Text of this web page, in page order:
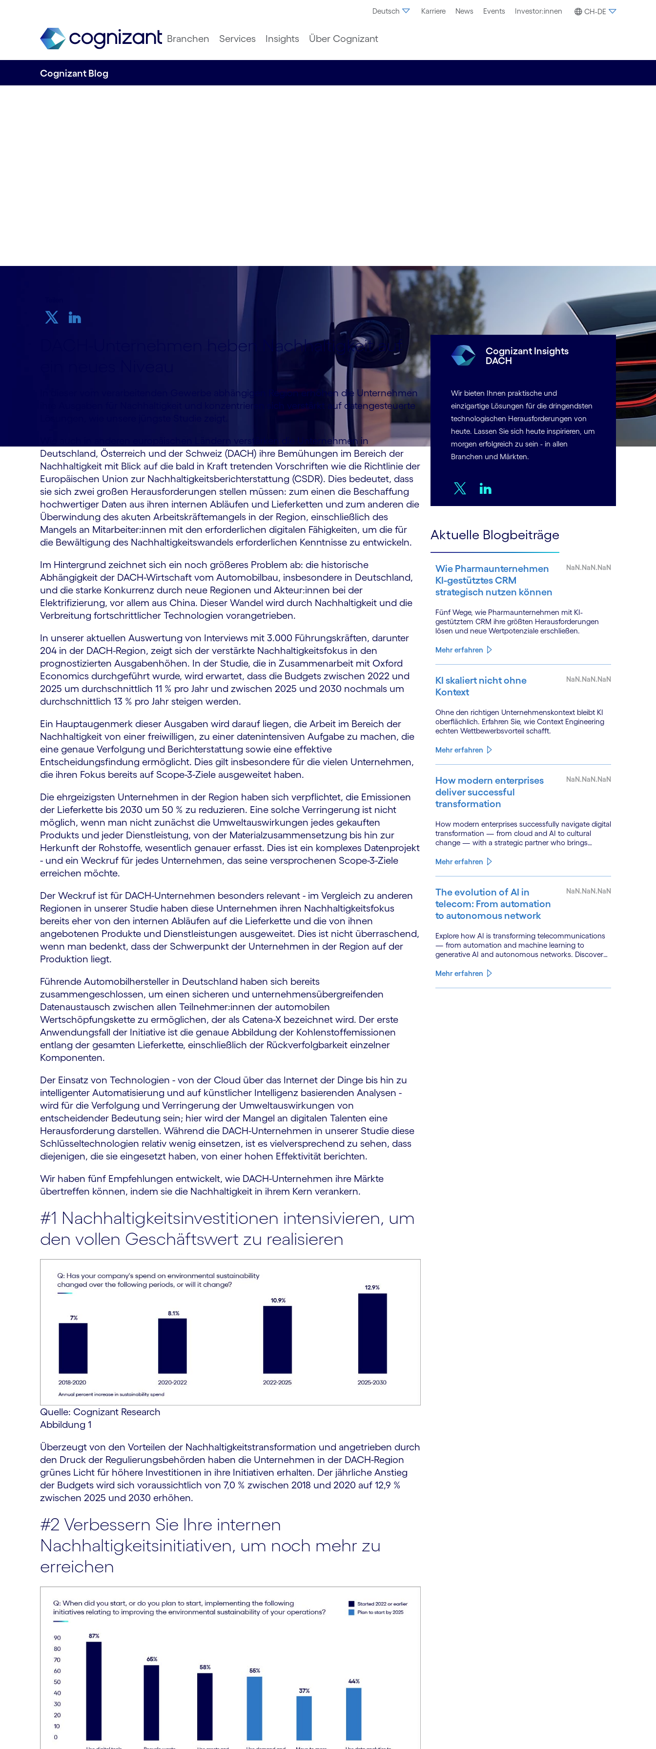
Deutsch Karriere News Events Investor:innen CH-DE
Branchen Services Insights Über Cognizant
Cognizant Blog
DACH-Unternehmen heben Nachhaltigkeit auf
In dieser vom verarbeitenden Gewerbe abhängigen Region erhöhen die Unternehmen
ihre Ausgaben für Nachhaltigkeit und konzentrieren sich verstärkt auf datengesteuerte
Wie auch in anderen europäischen Ländern verstärken die Unternehmen in
Deutschland, Österreich und der Schweiz (DACH) ihre Bemühungen im Bereich der
Nachhaltigkeit mit Blick auf die bald in Kraft tretenden Vorschriften wie die Richtlinie der
Europäischen Union zur Nachhaltigkeitsberichterstattung (CSDR). Dies bedeutet, dass
sie sich zwei großen Herausforderungen stellen müssen: zum einen die Beschaffung
hochwertiger Daten aus ihren internen Abläufen und Lieferketten und zum anderen die
Überwindung des akuten Arbeitskräftemangels in der Region, einschließlich des
Mangels an Mitarbeiter:innen mit den erforderlichen digitalen Fähigkeiten, um die für
die Bewältigung des Nachhaltigkeitswandels erforderlichen Kenntnisse zu entwickeln.
Im Hintergrund zeichnet sich ein noch größeres Problem ab: die historische
Abhängigkeit der DACH-Wirtschaft vom Automobilbau, insbesondere in Deutschland,
und die starke Konkurrenz durch neue Regionen und Akteur:innen bei der
Elektrifizierung, vor allem aus China. Dieser Wandel wird durch Nachhaltigkeit und die
Verbreitung fortschrittlicher Technologien vorangetrieben.
In unserer aktuellen Auswertung von Interviews mit 3.000 Führungskräften, darunter
204 in der DACH-Region, zeigt sich der verstärkte Nachhaltigkeitsfokus in den
prognostizierten Ausgabenhöhen. In der Studie, die in Zusammenarbeit mit Oxford
Economics durchgeführt wurde, wird erwartet, dass die Budgets zwischen 2022 und
2025 um durchschnittlich 11 % pro Jahr und zwischen 2025 und 2030 nochmals um
durchschnittlich 13 % pro Jahr steigen werden.
Ein Hauptaugenmerk dieser Ausgaben wird darauf liegen, die Arbeit im Bereich der
Nachhaltigkeit von einer freiwilligen, zu einer datenintensiven Aufgabe zu machen, die
eine genaue Verfolgung und Berichterstattung sowie eine effektive
Entscheidungsfindung ermöglicht. Dies gilt insbesondere für die vielen Unternehmen,
die ihren Fokus bereits auf Scope-3-Ziele ausgeweitet haben.
Die ehrgeizigsten Unternehmen in der Region haben sich verpflichtet, die Emissionen
der Lieferkette bis 2030 um 50 % zu reduzieren. Eine solche Verringerung ist nicht
möglich, wenn man nicht zunächst die Umweltauswirkungen jedes gekauften
Produkts und jeder Dienstleistung, von der Materialzusammensetzung bis hin zur
Herkunft der Rohstoffe, wesentlich genauer erfasst. Dies ist ein komplexes Datenprojekt
- und ein Weckruf für jedes Unternehmen, das seine versprochenen Scope-3-Ziele
erreichen möchte.
Der Weckruf ist für DACH-Unternehmen besonders relevant - im Vergleich zu anderen
Regionen in unserer Studie haben diese Unternehmen ihren Nachhaltigkeitsfokus
bereits eher von den internen Abläufen auf die Lieferkette und die von ihnen
angebotenen Produkte und Dienstleistungen ausgeweitet. Dies ist nicht überraschend,
wenn man bedenkt, dass der Schwerpunkt der Unternehmen in der Region auf der
Produktion liegt.
Führende Automobilhersteller in Deutschland haben sich bereits
zusammengeschlossen, um einen sicheren und unternehmensübergreifenden
Datenaustausch zwischen allen Teilnehmer:innen der automobilen
Wertschöpfungskette zu ermöglichen, der als Catena-X bezeichnet wird. Der erste
Anwendungsfall der Initiative ist die genaue Abbildung der Kohlenstoffemissionen
entlang der gesamten Lieferkette, einschließlich der Rückverfolgbarkeit einzelner
Komponenten.
Der Einsatz von Technologien - von der Cloud über das Internet der Dinge bis hin zu
intelligenter Automatisierung und auf künstlicher Intelligenz basierenden Analysen -
wird für die Verfolgung und Verringerung der Umweltauswirkungen von
entscheidender Bedeutung sein; hier wird der Mangel an digitalen Talenten eine
Herausforderung darstellen. Während die DACH-Unternehmen in unserer Studie diese
Schlüsseltechnologien relativ wenig einsetzen, ist es vielversprechend zu sehen, dass
diejenigen, die sie eingesetzt haben, von einer hohen Effektivität berichten.
Wir haben fünf Empfehlungen entwickelt, wie DACH-Unternehmen ihre Märkte
übertreffen können, indem sie die Nachhaltigkeit in ihrem Kern verankern.
#1 Nachhaltigkeitsinvestitionen intensivieren, um
den vollen Geschäftswert zu realisieren
Quelle: Cognizant Research
Abbildung 1
Überzeugt von den Vorteilen der Nachhaltigkeitstransformation und angetrieben durch
den Druck der Regulierungsbehörden haben die Unternehmen in der DACH-Region
grünes Licht für höhere Investitionen in ihre Initiativen erhalten. Der jährliche Anstieg
der Budgets wird sich voraussichtlich von 7,0 % zwischen 2018 und 2020 auf 12,9 %
zwischen 2025 und 2030 erhöhen.
#2 Verbessern Sie Ihre internen
Nachhaltigkeitsinitiativen, um noch mehr zu
erreichen
Cognizant Insights
DACH
Wir bieten Ihnen praktische und
einzigartige Lösungen für die dringendsten
technologischen Herausforderungen von
heute. Lassen Sie sich heute inspirieren, um
morgen erfolgreich zu sein - in allen
Branchen und Märkten.
Aktuelle Blogbeiträge
Wie Pharmaunternehmen
KI-gestütztes CRM
strategisch nutzen können
NaN.NaN.NaN
Fünf Wege, wie Pharmaunternehmen mit KI-
gestütztem CRM ihre größten Herausforderungen
lösen und neue Wertpotenziale erschließen.
Mehr erfahren
KI skaliert nicht ohne
Kontext
NaN.NaN.NaN
Ohne den richtigen Unternehmenskontext bleibt KI
oberflächlich. Erfahren Sie, wie Context Engineering
echten Wettbewerbsvorteil schafft.
Mehr erfahren
How modern enterprises
deliver successful
transformation
NaN.NaN.NaN
How modern enterprises successfully navigate digital
transformation — from cloud and AI to cultural
change — with a strategic partner who brings
Mehr erfahren
The evolution of AI in
telecom: From automation
to autonomous network
NaN.NaN.NaN
Explore how AI is transforming telecommunications
— from automation and machine learning to
generative AI and autonomous networks. Discover
Mehr erfahren